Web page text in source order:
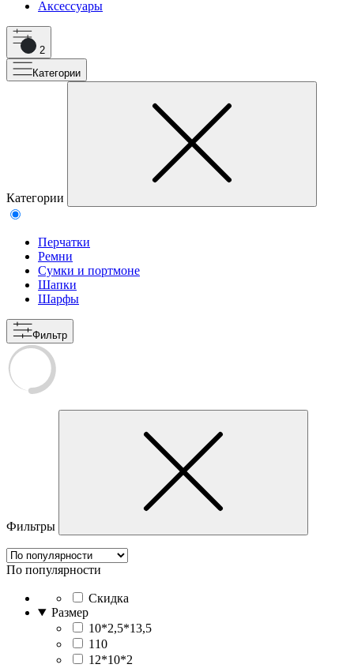
Аксессуары
2
Категории
Категории
Перчатки
Ремни
Cумки и портмоне
Шапки
Шарфы
Фильтр
Фильтры
По популярности
Скидка
Размер
10*2,5*13,5
110
12*10*2